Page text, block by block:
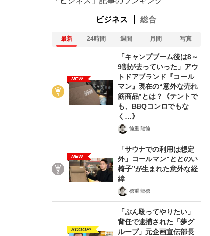
ビジネス 総合
最新 24時間 週間 月間 写真
NEW
「キャンプブーム後は8～
9割が去っていった」アウ
トドアブランド『コール
マン』現在の“意外な売れ
筋商品”とは？《テントで
も、BBQコンロでもな
く…》
徳重 龍徳
NEW
「サウナでの利用は想定
外」コールマン“ととのい
椅子”が生まれた意外な経
緯
徳重 龍徳
SCOOP!
「ぶん殴ってやりたい」
背任で逮捕された「夢グ
ループ」元企画宣伝部長